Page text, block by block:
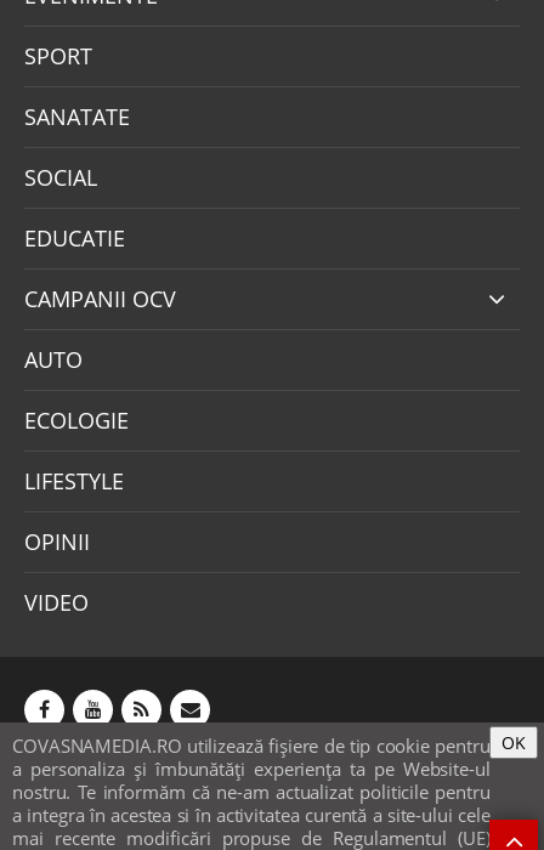
SPORT
SANATATE
SOCIAL
EDUCATIE
CAMPANII OCV
AUTO
ECOLOGIE
LIFESTYLE
OPINII
VIDEO
COVASNAMEDIA.RO utilizează fişiere de tip cookie pentru
a personaliza și îmbunătăți experiența ta pe Website-ul
nostru. Te informăm că ne-am actualizat politicile pentru
a integra în acestea si în activitatea curentă a site-ului cele
mai recente modificări propuse de Regulamentul (UE)
OK
Abonamente Publicitate
Mica publicitate
Contact
Sondaje
POLITICA COOKIE-URI & GDPR
© covasnamedia.ro. Website bysofthost.